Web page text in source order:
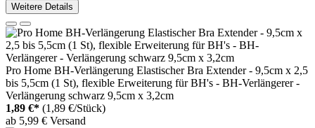
Weitere Details
Pro Home BH-Verlängerung Elastischer Bra Extender - 9,5cm x 2,5
bis 5,5cm (1 St), flexible Erweiterung für BH's - BH-Verlängerer -
Verlängerung schwarz 9,5cm x 3,2cm
1,89 €* (1,89 €/Stück)
ab 5,99 € Versand